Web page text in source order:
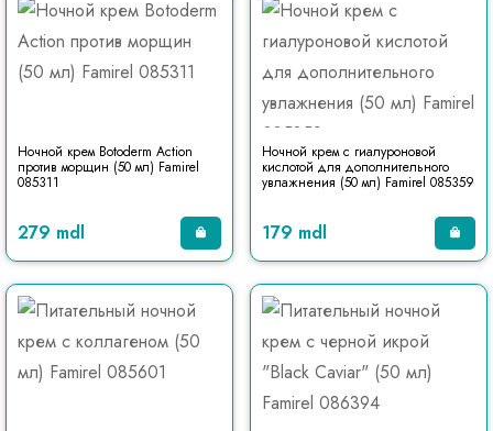
Ночной крем Botoderm Action
против морщин (50 мл) Famirel
085311
279 mdl
Ночной крем с гиалуроновой
кислотой для дополнительного
увлажнения (50 мл) Famirel 085359
179 mdl